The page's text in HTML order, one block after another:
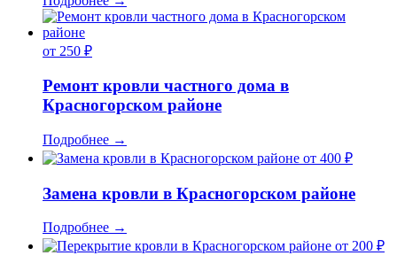
от 250 ₽
Ремонт кровли частного дома в
Красногорском районе
Подробнее →
от 400 ₽
Замена кровли в Красногорском районе
Подробнее →
от 200 ₽